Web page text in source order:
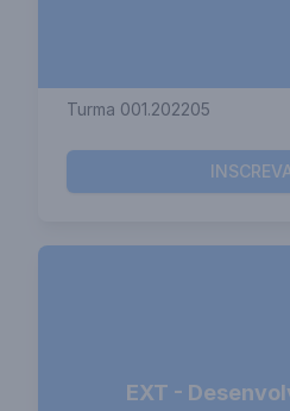
Turma 001.202205
EXT -